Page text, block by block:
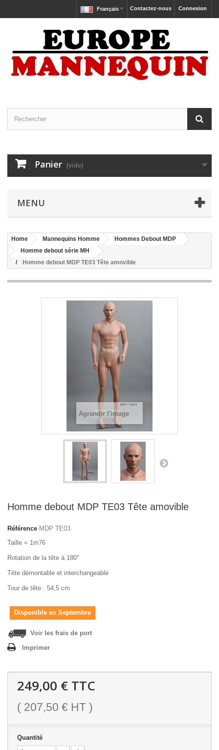
Connexion
Contactez-nous
Français
Panier (vide)
MENU
Home Mannequins Homme
Hommes Debout MDP
Homme debout série MH
Homme debout MDP TE03 Tête amovible
Agrandir l'image
Homme debout MDP TE03 Tête amovible
Référence MDP TE03
Taille = 1m76
Rotation de la tête à 180°
Tête démontable et interchangeable
Tour de tête : 54,5 cm
Disponible en Septembre
Voir les frais de port
Imprimer
249,00 € TTC
( 207,50 € HT )
Quantité